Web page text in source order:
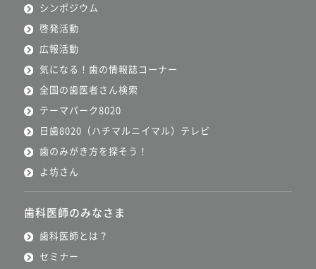
シンポジウム
啓発活動
広報活動
気になる！歯の情報誌コーナー
全国の歯医者さん検索
テーマパーク8020
日歯8020（ハチマルニイマル）テレビ
歯のみがき方を探そう！
よ坊さん
歯科医師のみなさま
歯科医師とは？
セミナー